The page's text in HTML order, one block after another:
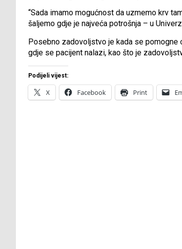
“Sada imamo mogućnost da uzmemo krv
šaljemo gdje je najveća potrošnja – u
Posebno zadovoljstvo je kada se pomogne
gdje se pacijent nalazi, kao što je
Podijeli vijest:
X Facebook Print